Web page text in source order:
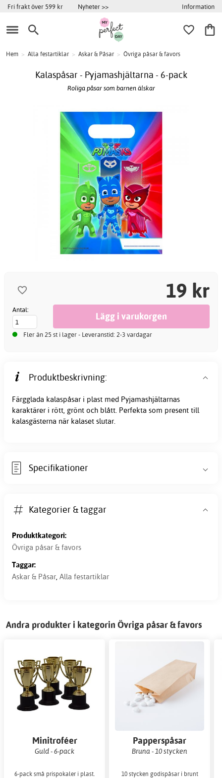
Fri frakt över 599 kr Nyheter >> Information
Hem > Alla festartiklar > Askar & Påsar > Övriga påsar & favors
Kalaspåsar - Pyjamashjältarna - 6-pack
Roliga påsar som barnen älskar
19 kr
Antal:
Fler än 25 st i lager - Leveranstid: 2-3 vardagar
Produktbeskrivning:
Färgglada kalaspåsar i plast med Pyjamashjältarnas
karaktärer i rött, grönt och blått. Perfekta som present till
kalasgästerna när kalaset slutar.
Specifikationer
Kategorier & taggar
Produktkategori:
Övriga påsar & favors
Taggar:
Askar & Påsar, Alla festartiklar
Andra produkter i kategorin Övriga påsar & favors
Minitroféer
Guld - 6-pack
6-pack små prispokaler i plast.
Papperspåsar
Bruna - 10 stycken
10 stycken godispåsar i brunt